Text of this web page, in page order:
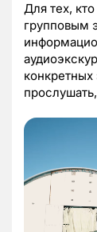
Для тех,
групповым